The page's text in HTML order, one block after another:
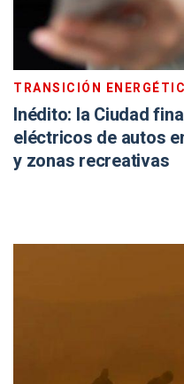
TRANSICIÓN
Inédito: la Ciudad
eléctricos de autos
y zonas recreativas